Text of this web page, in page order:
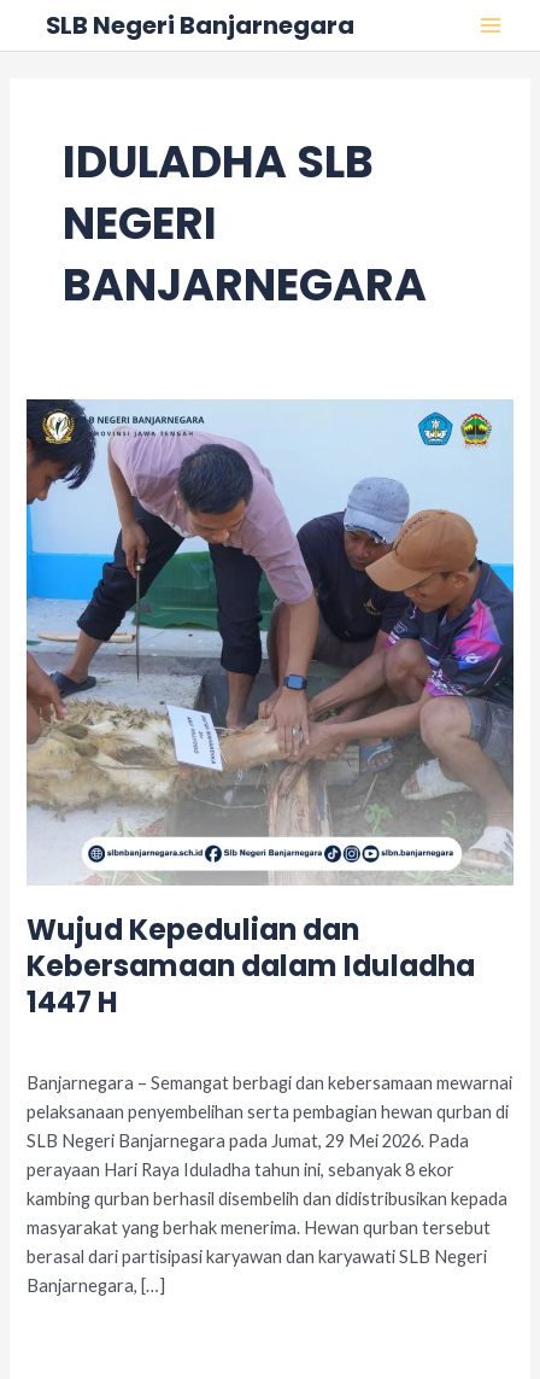
SLB Negeri Banjarnegara
IDULADHA SLB
NEGERI
BANJARNEGARA
Wujud Kepedulian dan
Kebersamaan dalam Iduladha
1447 H
Banjarnegara – Semangat berbagi dan kebersamaan mewarnai
pelaksanaan penyembelihan serta pembagian hewan qurban di
SLB Negeri Banjarnegara pada Jumat, 29 Mei 2026. Pada
perayaan Hari Raya Iduladha tahun ini, sebanyak 8 ekor
kambing qurban berhasil disembelih dan didistribusikan kepada
masyarakat yang berhak menerima. Hewan qurban tersebut
berasal dari partisipasi karyawan dan karyawati SLB Negeri
Banjarnegara, […]
Wujud
Kepedulian
dan
Kebersamaan
dalam
Iduladha
H